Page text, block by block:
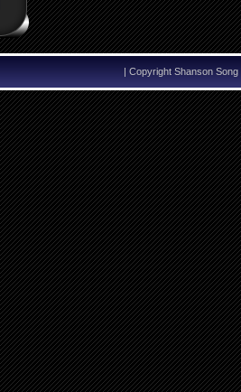
| Copyright Shanson